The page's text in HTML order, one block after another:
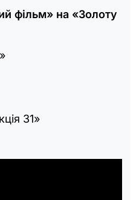
фільм» на «Золоту
31»